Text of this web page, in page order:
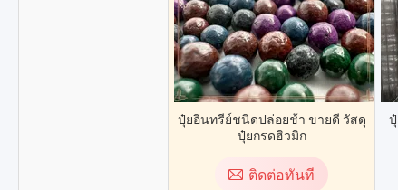
ปุ๋ยอินทรีย์ชนิดปล่อยช้า ขายดี วัสดุ
ปุ๋ยกรดฮิวมิก
ติดต่อทันที